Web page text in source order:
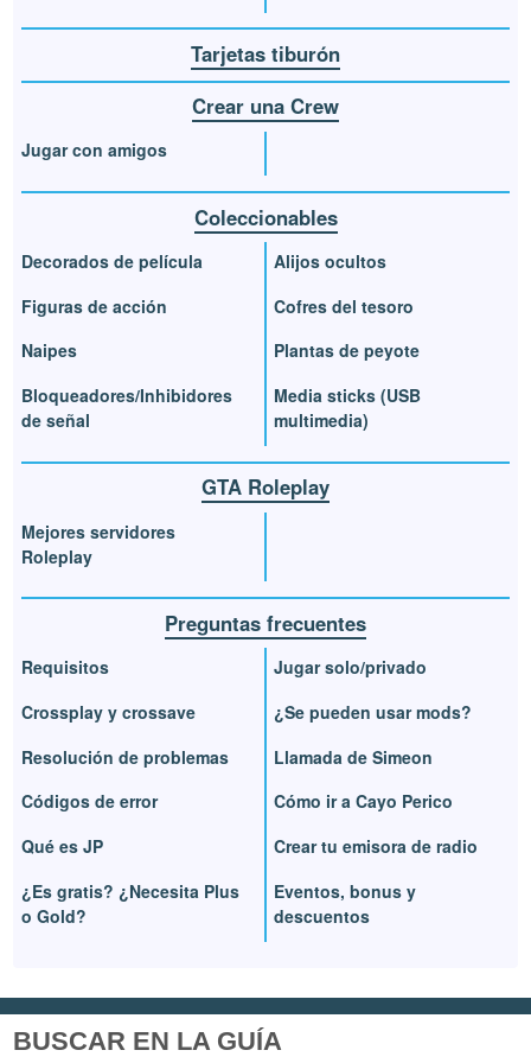
Tarjetas tiburón
Crear una Crew
Jugar con amigos
Coleccionables
Decorados de película
Figuras de acción
Naipes
Bloqueadores/Inhibidores
de señal
Alijos ocultos
Cofres del tesoro
Plantas de peyote
Media sticks (USB
multimedia)
GTA Roleplay
Mejores servidores
Roleplay
Preguntas frecuentes
Requisitos
Crossplay y crossave
Resolución de problemas
Códigos de error
Qué es JP
¿Es gratis? ¿Necesita Plus
o Gold?
Jugar solo/privado
¿Se pueden usar mods?
Llamada de Simeon
Cómo ir a Cayo Perico
Crear tu emisora de radio
Eventos, bonus y
descuentos
BUSCAR EN LA GUÍA